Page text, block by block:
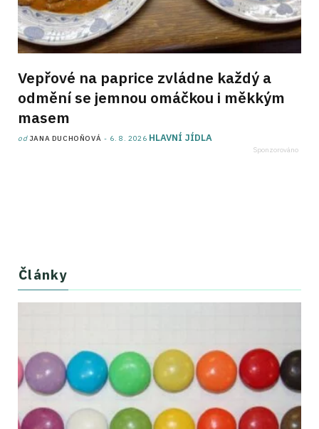
Vepřové na paprice zvládne každý a
odmění se jemnou omáčkou i měkkým
masem
od JANA DUCHOŇOVÁ 6. 8. 2026 HLAVNÍ JÍDLA
Články